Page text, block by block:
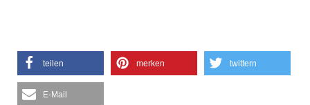
teilen merken twittern
E-Mail